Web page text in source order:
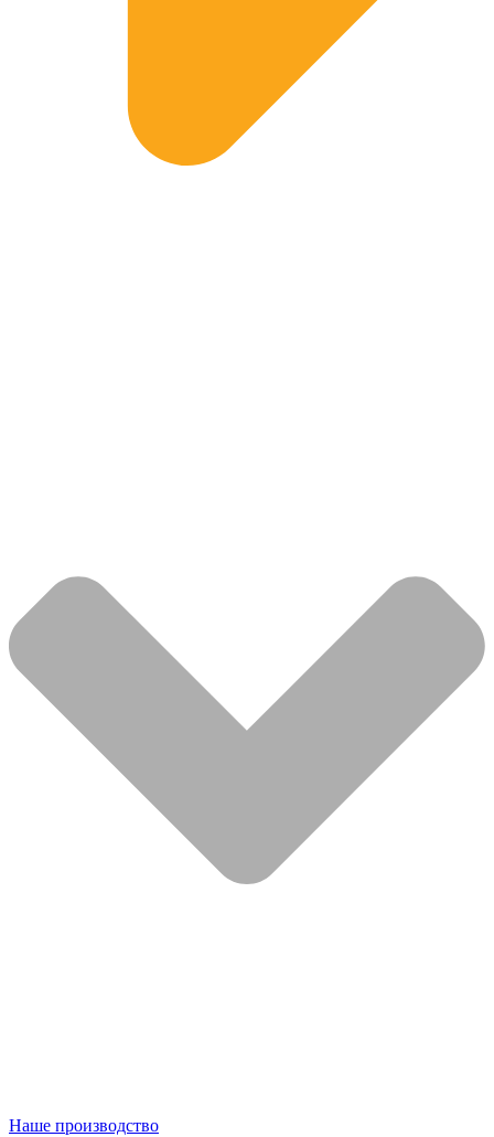
Наше производство